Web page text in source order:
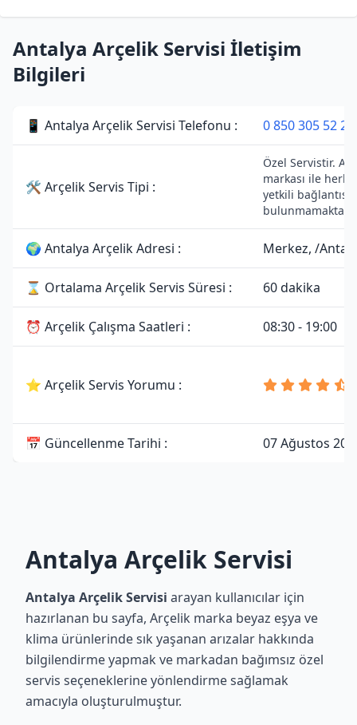
Antalya Arçelik Servisi İletişim
Bilgileri
📱 Antalya Arçelik Servisi Telefonu : 0 850 305 52 28
🛠 Arçelik Servis Tipi :
Özel Servistir.
markası ile
yetkili bağlantısı
🌍 Antalya Arçelik Adresi : Merkez, /
⌛ Ortalama Arçelik Servis Süresi : 60 dakika
⏰ Arçelik Çalışma Saatleri : 08:30 - 19:00
⭐ Arçelik Servis Yorumu :
📅 Güncellenme Tarihi : 07 Ağustos
Antalya Arçelik Servisi
Antalya Arçelik Servisi arayan kullanıcılar için
hazırlanan bu sayfa, Arçelik marka beyaz eşya ve
klima ürünlerinde sık yaşanan arızalar hakkında
bilgilendirme yapmak ve markadan bağımsız özel
servis seçeneklerine yönlendirme sağlamak
amacıyla oluşturulmuştur.